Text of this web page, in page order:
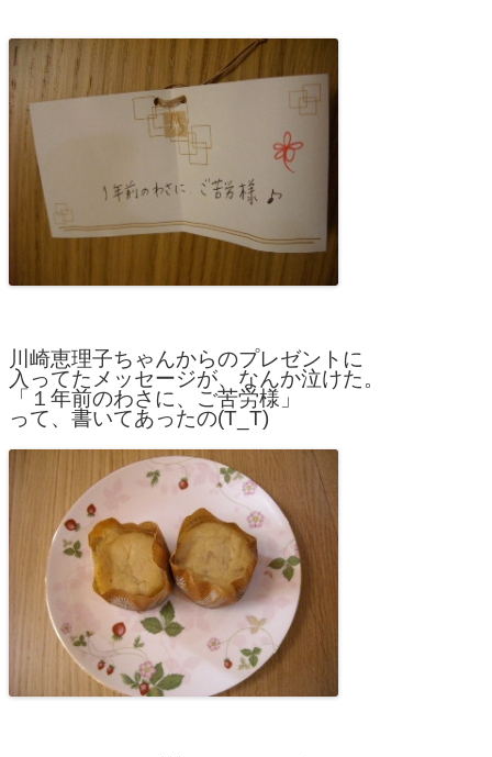
川崎恵理子ちゃんからのプレゼントに
入ってたメッセージが、なんか泣けた。
「１年前のわさに、ご苦労様」
って、書いてあったの(T_T)